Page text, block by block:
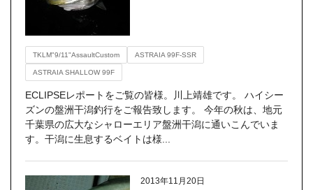
TKLM"9/11"AssaultCustom ASTRAIA 99F-SSR
ASTRAIA SHALLOW 99F
ECLIPSEレポートをご覧の皆様。川上靖雄です。 ハイシー
ズンの盤洲干潟釣行をご報告致します。 今年の秋は、地元
千葉県の広大なシャローエリア盤洲干潟に通いこんでいま
す。干潟に生息するベイトは様...
2013年11月20日